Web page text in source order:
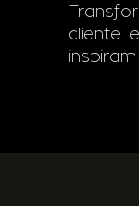
cliente